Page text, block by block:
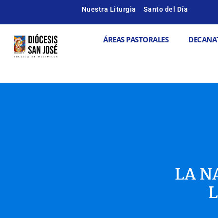
Nuestra Liturgia Santo del Día
ÁREAS PASTORALES Abrir ÁREAS
LA